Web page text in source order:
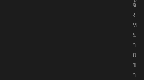
จ้
ง
ห
ม
า
ย
ข่
า